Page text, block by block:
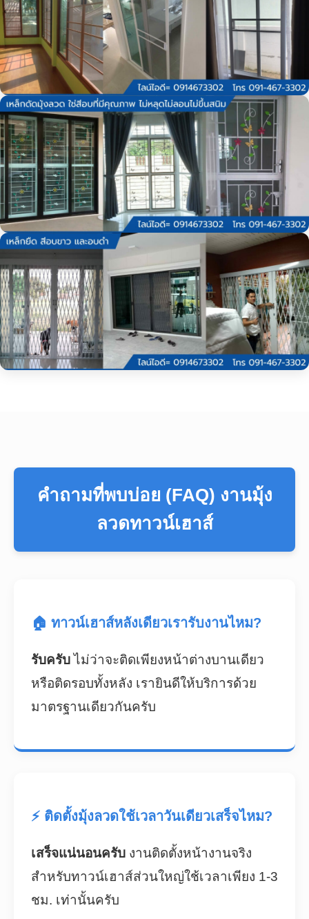
คำถามที่พบบ่อย (FAQ) งานมุ้ง
ลวดทาวน์เฮาส์
🏠 ทาวน์เฮาส์หลังเดียวเรารับงานไหม?
รับครับไม่ว่าจะติดเพียงหน้าต่างบานเดียว
หรือติดรอบทั้งหลัง เรายินดีให้บริการด้วย
มาตรฐานเดียวกันครับ
⚡ ติดตั้งมุ้งลวดใช้เวลาวันเดียวเสร็จไหม?
เสร็จแน่นอนครับ งานติดตั้งหน้างานจริง
สำหรับทาวน์เฮาส์ส่วนใหญ่ใช้เวลาเพียง 1-3
ชม. เท่านั้นครับ